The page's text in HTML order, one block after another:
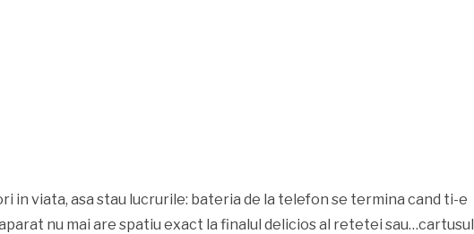
in viata, asa stau lucrurile: bateria de la telefon se termina cand ti-e
nu mai are spatiu exact la finalul delicios al retetei sau…cartusul